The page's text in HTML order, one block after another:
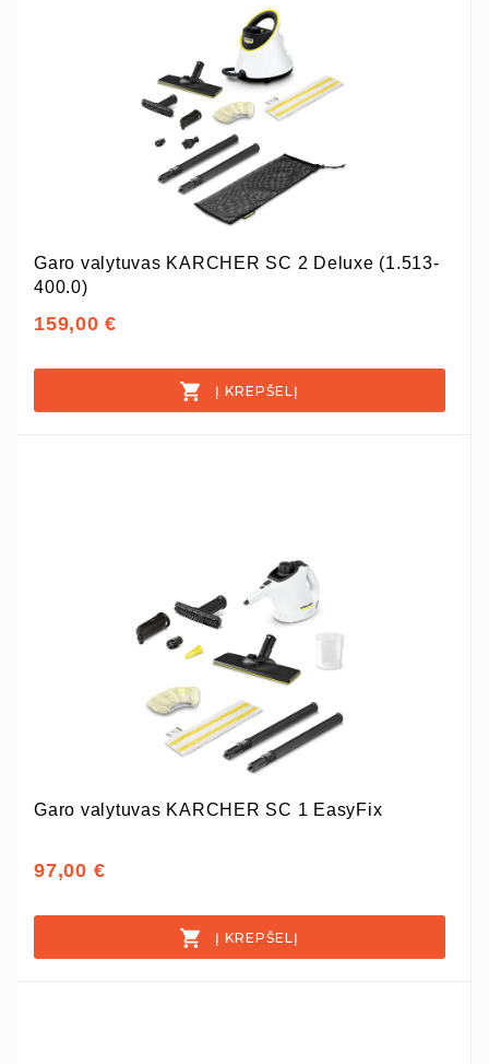
Garo valytuvas KARCHER SC 2 Deluxe (1.513-
400.0)
159,00 €
Į KREPŠELĮ
Garo valytuvas KARCHER SC 1 EasyFix
97,00 €
Į KREPŠELĮ